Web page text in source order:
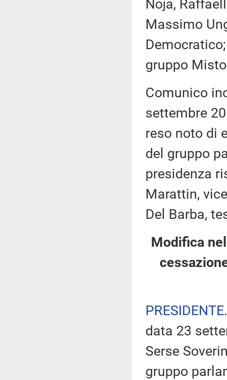
Noja,
Massimo
gruppo
Comunico
settembre
reso noto di
del gruppo
presidenza
Marattin,
Del Barba,
Modifica
PRESIDENTE
data 23
Serse
gruppo